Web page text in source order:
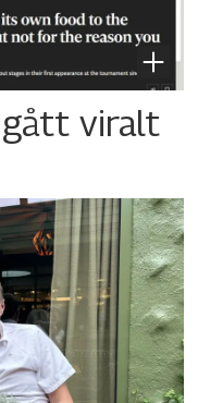
gått viralt